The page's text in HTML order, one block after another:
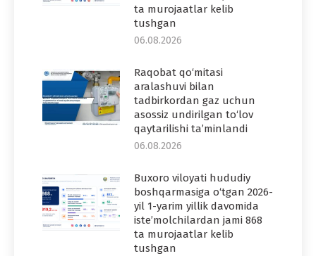
ta murojaatlar kelib
tushgan
06.08.2026
Raqobat qo‘mitasi
aralashuvi bilan
tadbirkordan gaz uchun
asossiz undirilgan to‘lov
qaytarilishi ta’minlandi
06.08.2026
Buxoro viloyati hududiy
boshqarmasiga o‘tgan 2026-
yil 1-yarim yillik davomida
iste’molchilardan jami 868
ta murojaatlar kelib
tushgan